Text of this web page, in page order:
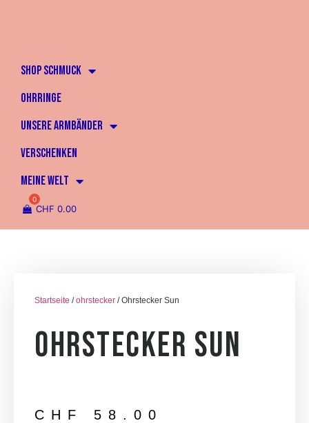
SHOP SCHMUCK
OHRRINGE
UNSERE ARMBÄNDER
VERSCHENKEN
MEINE WELT
CHF 0.00
Startseite /ohrstecker / Ohrstecker Sun
Ohrstecker Sun
CHF 58.00